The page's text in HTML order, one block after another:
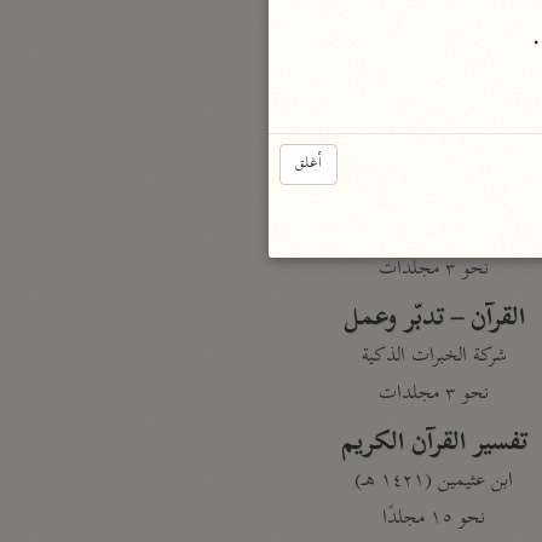
نحو ٤ مجلدات
نحو ٣ مجلدات
القرآن – تدبّر وعمل
شركة الخبرات الذكية
نحو ٣ مجلدات
تفسير القرآن الكريم
ابن عثيمين (١٤٢١ هـ)
نحو ١٥ مجلدًا
أغلق